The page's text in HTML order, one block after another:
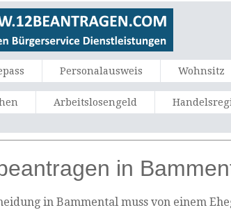
Personalausweis Wohnsitz
Arbeitslosengeld
in
in Bammental muss von einem